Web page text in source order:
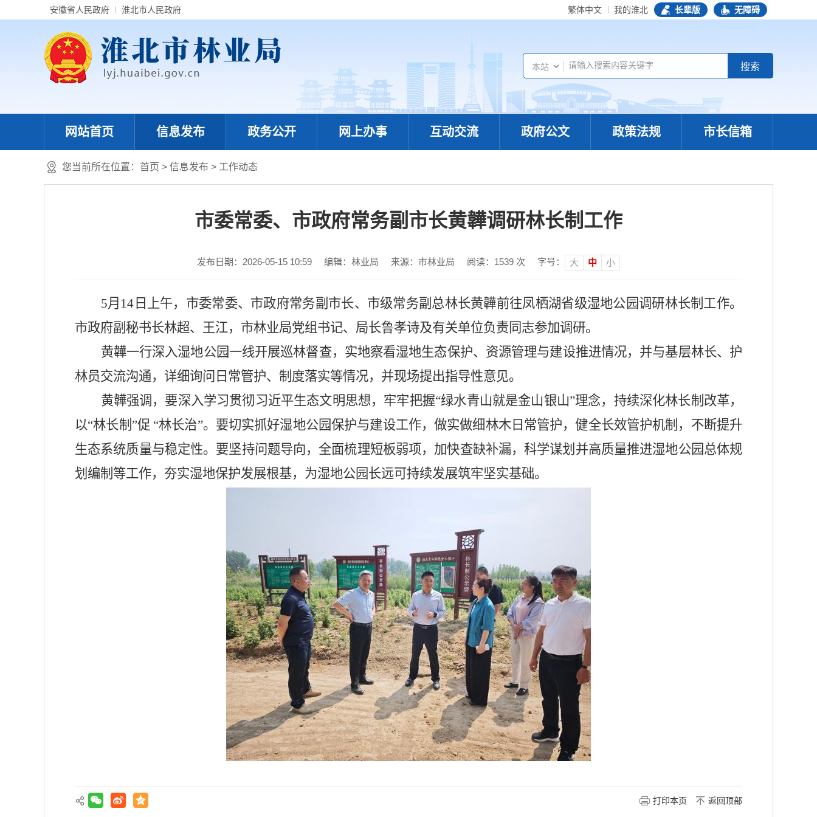
安徽省人民政府 淮北市人民政府 繁体中文 我的淮北 长辈版 无障碍
网站首页 信息发布 政务公开 网上办事 互动交流 政府公文 政策法规 市长信箱
您当前所在位置： 首页 > 信息发布 > 工作动态
市委常委、市政府常务副市长黄韡调研林长制工作
发布日期：2026-05-15 10:59 编辑：林业局 来源：市林业局 阅读： 1539 次 字号： 大 中 小
5月 14 日 上午，市委常委、市政府常务副市长、市级常务副总林长黄韡前往凤栖湖省级湿地公园调研林长制工作。
市政府副秘书长林超、王江，市林业局党组书记、局长鲁孝诗及有关单位负责同志参加调研。
黄韡一行深入湿地公园一线开展巡林督查，实地察看湿地生态保护、资源管理与建设推进情况，并与基层林长、护
林员交流沟通，详细询问日常管护、制度落实等情况，并现场提出指导性意见。
黄韡强调，要深入学习贯彻习近平生态文明思想，牢牢把握“绿水青山就是金山银山”理念，持续深化林长制改革，
以“林长制”促 “林长治”。要切实抓好湿地公园保护与建设工作，做实做细林木日常管护，健全长效管护机制，不断提升
生态系统质量与稳定性。要坚持问题导向，全面梳理短板弱项，加快查缺补漏，科学谋划并高质量推进湿地公园总体规
划编制等工作，夯实湿地保护发展根基，为湿地公园长远可持续发展筑牢坚实基础。
打印本页 返回顶部